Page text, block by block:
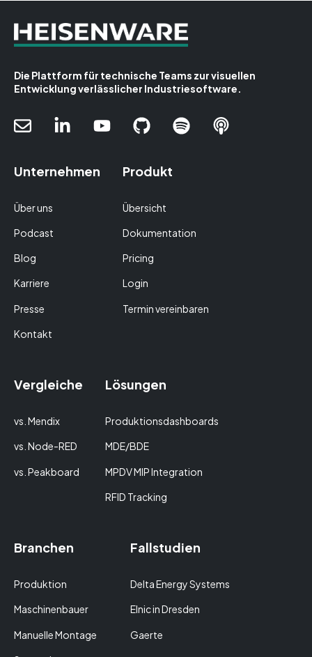
Die Plattform für technische Teams zur visuellen
Entwicklung verlässlicher Industriesoftware.
Unternehmen
Über uns
Podcast
Blog
Karriere
Presse
Kontakt
Produkt
Übersicht
Dokumentation
Pricing
Login
Termin vereinbaren
Vergleiche
vs. Mendix
vs. Node-RED
vs. Peakboard
Lösungen
Produktionsdashboards
MDE/BDE
MPDV MIP Integration
RFID Tracking
Branchen
Produktion
Maschinenbauer
Manuelle Montage
Fallstudien
Delta Energy Systems
Elnic in Dresden
Gaerte